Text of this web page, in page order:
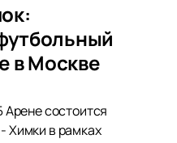
в Москве
состоится
Химки в рамках